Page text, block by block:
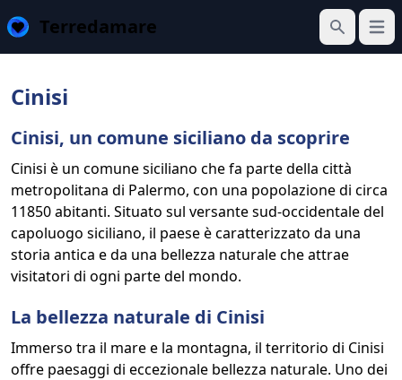
Terredamare
Cerca
Apri
Cinisi
Cinisi, un comune siciliano da scoprire
Cinisi è un comune siciliano che fa parte della città
metropolitana di Palermo, con una popolazione di circa
11850 abitanti. Situato sul versante sud-occidentale del
capoluogo siciliano, il paese è caratterizzato da una
storia antica e da una bellezza naturale che attrae
visitatori di ogni parte del mondo.
La bellezza naturale di Cinisi
Immerso tra il mare e la montagna, il territorio di Cinisi
offre paesaggi di eccezionale bellezza naturale. Uno dei